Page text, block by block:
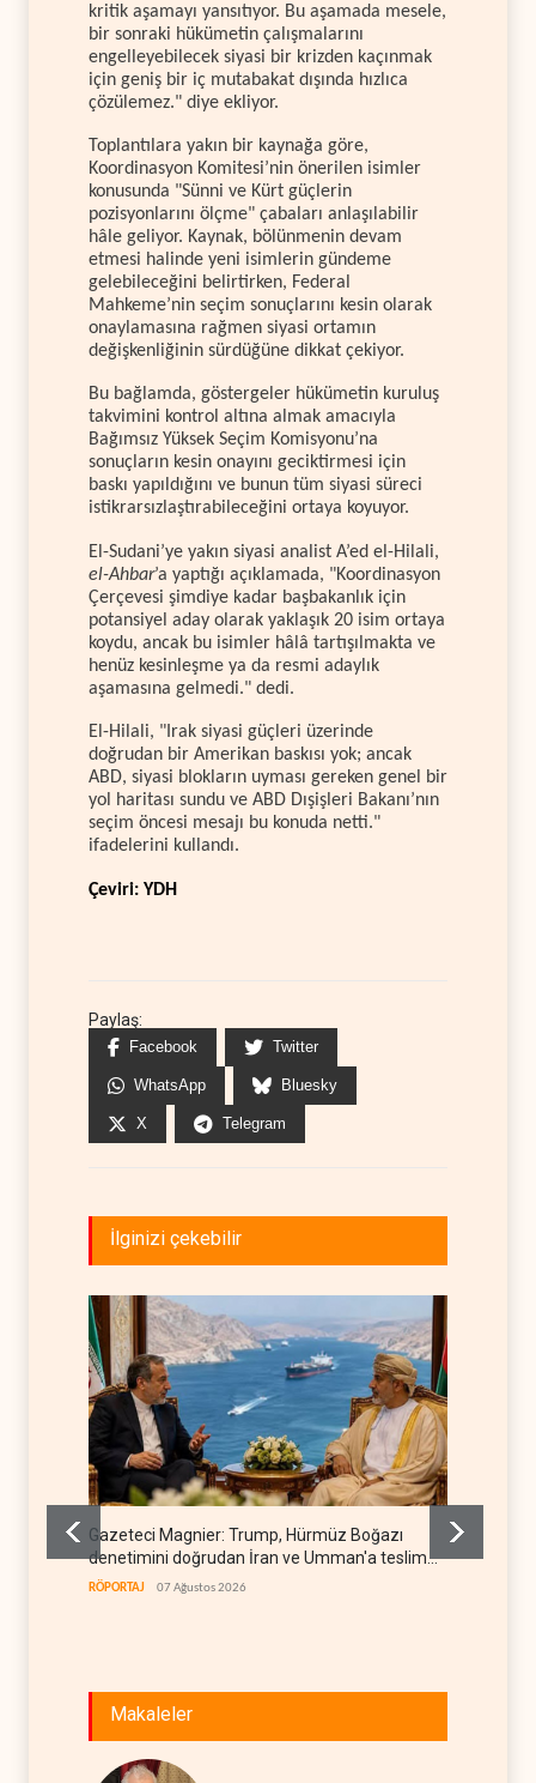
kritik aşamayı yansıtıyor. Bu aşamada mesele,
bir sonraki hükümetin çalışmalarını
engelleyebilecek siyasi bir krizden kaçınmak
için geniş bir iç mutabakat dışında hızlıca
çözülemez." diye ekliyor.
Toplantılara yakın bir kaynağa göre,
Koordinasyon Komitesi’nin önerilen isimler
konusunda "Sünni ve Kürt güçlerin
pozisyonlarını ölçme" çabaları anlaşılabilir
hâle geliyor. Kaynak, bölünmenin devam
etmesi halinde yeni isimlerin gündeme
gelebileceğini belirtirken, Federal
Mahkeme’nin seçim sonuçlarını kesin olarak
onaylamasına rağmen siyasi ortamın
değişkenliğinin sürdüğüne dikkat çekiyor.
Bu bağlamda, göstergeler hükümetin kuruluş
takvimini kontrol altına almak amacıyla
Bağımsız Yüksek Seçim Komisyonu’na
sonuçların kesin onayını geciktirmesi için
baskı yapıldığını ve bunun tüm siyasi süreci
istikrarsızlaştırabileceğini ortaya koyuyor.
El-Sudani’ye yakın siyasi analist A’ed el-Hilali,
el-Ahbar’a yaptığı açıklamada, "Koordinasyon
Çerçevesi şimdiye kadar başbakanlık için
potansiyel aday olarak yaklaşık 20 isim ortaya
koydu, ancak bu isimler hâlâ tartışılmakta ve
henüz kesinleşme ya da resmi adaylık
aşamasına gelmedi." dedi.
El-Hilali, "Irak siyasi güçleri üzerinde
doğrudan bir Amerikan baskısı yok; ancak
ABD, siyasi blokların uyması gereken genel bir
yol haritası sundu ve ABD Dışişleri Bakanı’nın
seçim öncesi mesajı bu konuda netti."
ifadelerini kullandı.
Çeviri: YDH
Paylaş:
Facebook Twitter
WhatsApp Bluesky
X Telegram
İlginizi çekebilir
Gazeteci Magnier: Trump, Hürmüz Boğazı
denetimini doğrudan İran ve Umman'a teslim
etti
RÖPORTAJ 07 Ağustos 2026
Makaleler